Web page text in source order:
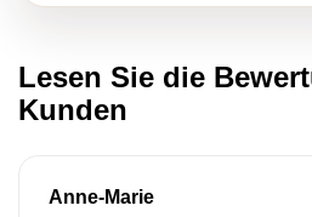
Lesen Sie die
Kunden
Anne-Marie